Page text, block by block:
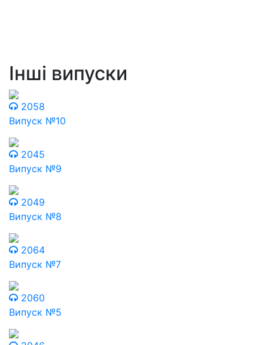
Інші випуски
2058
Випуск №10
2045
Випуск №9
2049
Випуск №8
2064
Випуск №7
2060
Випуск №5